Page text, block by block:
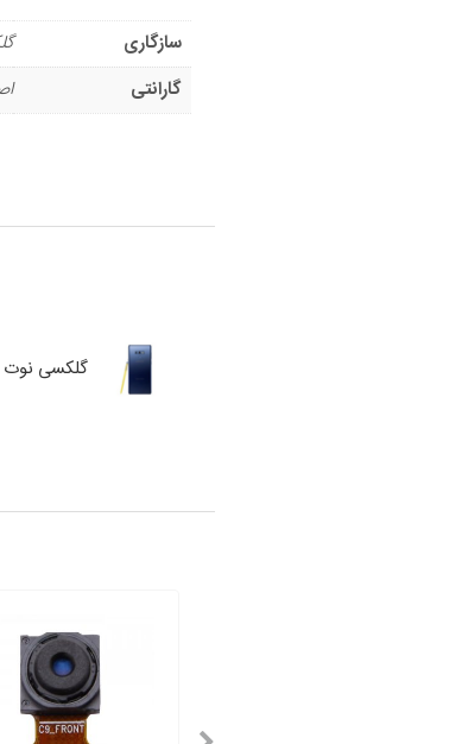
سازگاری
گارانتی
گلکسی نوت 9